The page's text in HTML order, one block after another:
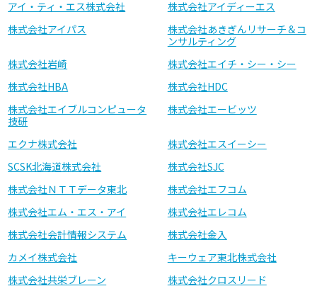
アイ・ティ・エス株式会社
株式会社アイディーエス
株式会社アイパス
株式会社あきぎんリサーチ＆コ
ンサルティング
株式会社岩崎
株式会社エイチ・シー・シー
株式会社HBA
株式会社HDC
株式会社エイブルコンピュータ
技研
株式会社エービッツ
エクナ株式会社
株式会社エスイーシー
SCSK北海道株式会社
株式会社SJC
株式会社ＮＴＴデータ東北
株式会社エフコム
株式会社エム・エス・アイ
株式会社エレコム
株式会社会計情報システム
株式会社金入
カメイ株式会社
キーウェア東北株式会社
株式会社共栄ブレーン
株式会社クロスリード